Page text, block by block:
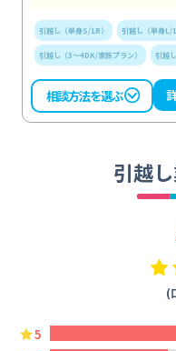
引越し（単身S/1R） 引越し（単身L/
引越し（3～4DK/家族プラン） 引越
相談方法を選ぶ
引越
(
5